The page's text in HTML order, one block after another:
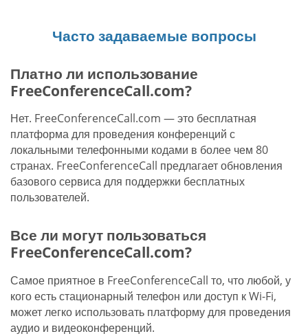
Часто задаваемые вопросы
Платно ли использование
FreeConferenceCall.com?
Нет. FreeConferenceCall.com — это бесплатная
платформа для проведения конференций с
локальными телефонными кодами в более чем 80
странах. FreeConferenceCall предлагает обновления
базового сервиса для поддержки бесплатных
пользователей.
Все ли могут пользоваться
FreeConferenceCall.com?
Самое приятное в FreeConferenceCall то, что любой, у
кого есть стационарный телефон или доступ к Wi-Fi,
может легко использовать платформу для проведения
аудио и видеоконференций.